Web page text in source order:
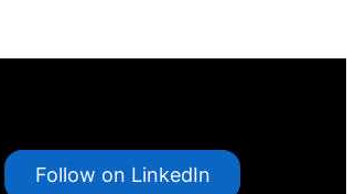
Follow on LinkedIn